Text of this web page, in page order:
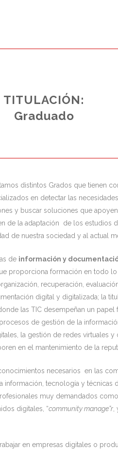
TITULACIÓN:
Graduado
distintos Grados que tienen
en detectar las
y buscar soluciones que
de la adaptación de los estudios
de nuestra sociedad y al actual
de información y
proporciona formación en todo lo
recuperación,
digital y digitalizada; la
las TIC desempeñan un papel
de gestión de la
la gestión de redes virtuales y
en el mantenimiento de la
necesarios en las
información, tecnología y técnicas
muy demandados
digitales, “community manage”r
en empresas digitales o